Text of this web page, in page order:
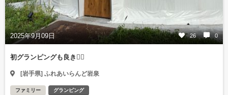
2025年9月09日 26 0
初グランピングも良き🙆‍♀️
[岩手県] ふれあいらんど岩泉
ファミリー グランピング